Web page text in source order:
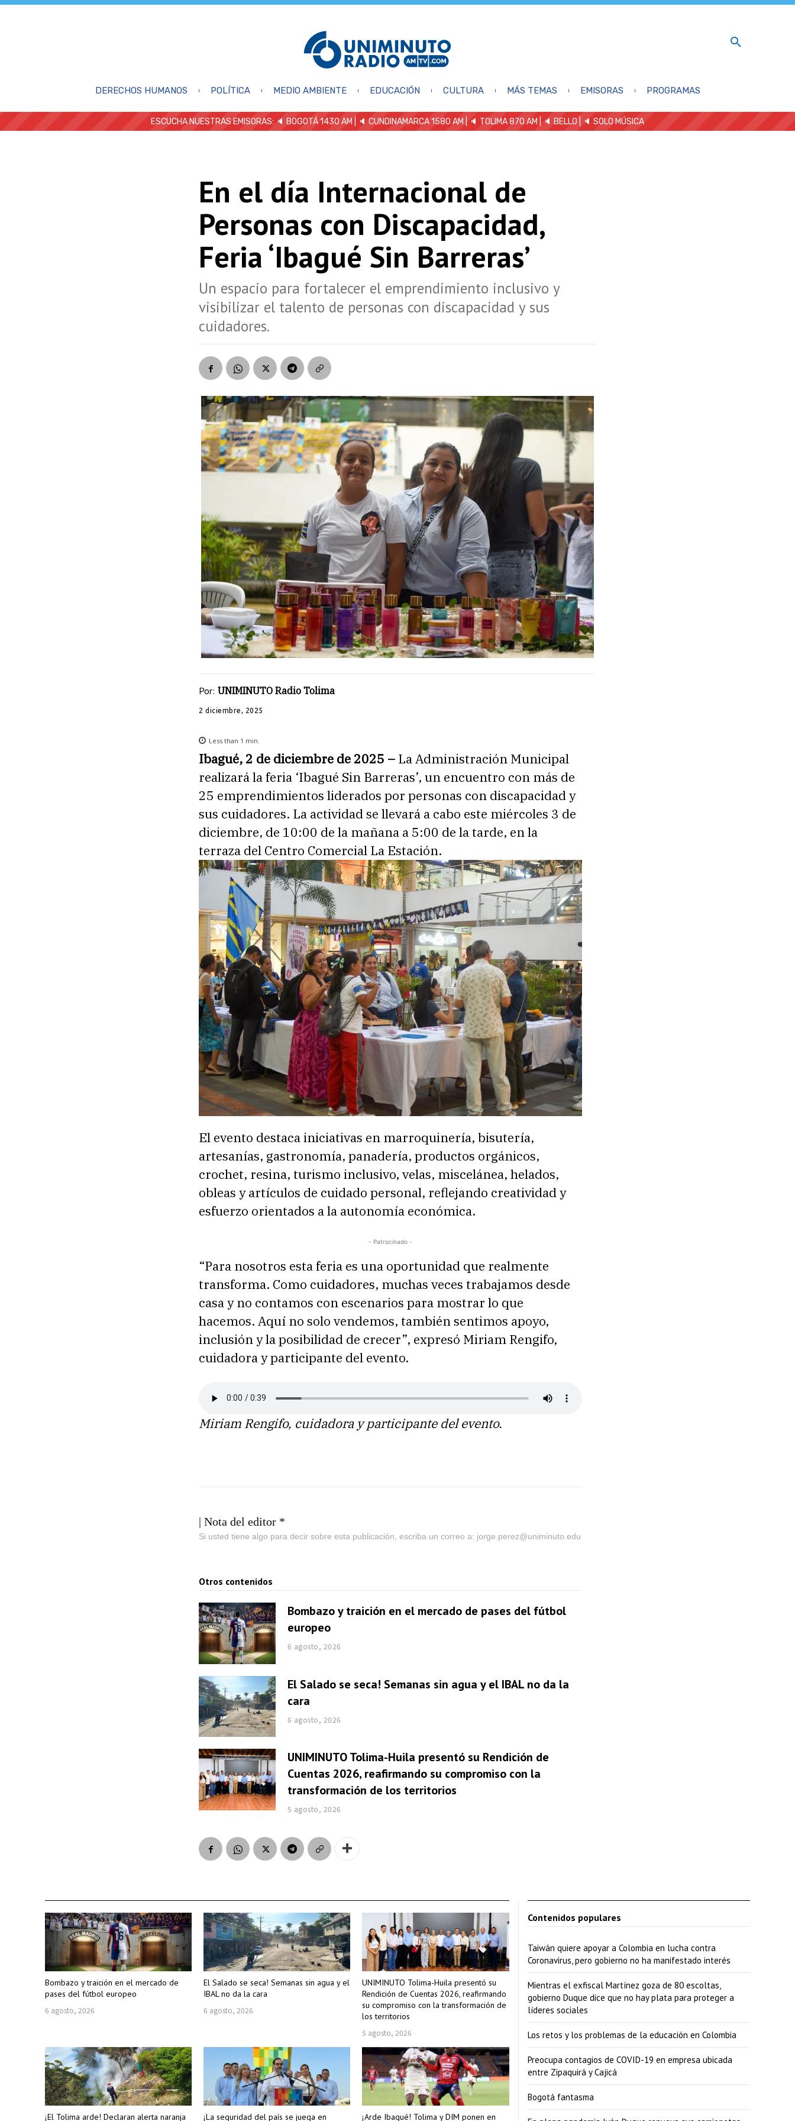
DERECHOS HUMANOS POLÍTICA MEDIO AMBIENTE EDUCACIÓN CULTURA MÁS TEMAS EMISORAS PROGRAMAS
ESCUCHA NUESTRAS EMISORAS: 🔈 BOGOTÁ 1430 AM | 🔈 CUNDINAMARCA 1580 AM | 🔈 TOLIMA 870 AM | 🔈 BELLO 🔈 SOLO MÚSICA
En el día Internacional de
Personas con Discapacidad,
Feria ‘Ibagué Sin Barreras’
Un espacio para fortalecer el emprendimiento inclusivo y
visibilizar el talento de personas con discapacidad y sus
cuidadores.
Por: UNIMINUTO Radio Tolima
2 diciembre, 2025
Less than 1 min.
Ibagué, 2 de diciembre de 2025 – La Administración Municipal
realizará la feria ‘Ibagué Sin Barreras’, un encuentro con más de
25 emprendimientos liderados por personas con discapacidad y
sus cuidadores. La actividad se llevará a cabo este miércoles 3 de
diciembre, de 10:00 de la mañana a 5:00 de la tarde, en la
terraza del Centro Comercial La Estación.
El evento destaca iniciativas en marroquinería, bisutería,
artesanías, gastronomía, panadería, productos orgánicos,
crochet, resina, turismo inclusivo, velas, miscelánea, helados,
obleas y artículos de cuidado personal, reflejando creatividad y
esfuerzo orientados a la autonomía económica.
- Patrocinado -
“Para nosotros esta feria es una oportunidad que realmente
transforma. Como cuidadores, muchas veces trabajamos desde
casa y no contamos con escenarios para mostrar lo que
hacemos. Aquí no solo vendemos, también sentimos apoyo,
inclusión y la posibilidad de crecer”, expresó Miriam Rengifo,
cuidadora y participante del evento.
Miriam Rengifo, cuidadora y participante del evento.
| Nota del editor *
Si usted tiene algo para decir sobre esta publicación, escriba un correo a: jorge.perez@uniminuto.edu
Otros contenidos
Bombazo y traición en el mercado de pases del fútbol
europeo
6 agosto, 2026
El Salado se seca! Semanas sin agua y el IBAL no da la
cara
6 agosto, 2026
UNIMINUTO Tolima-Huila presentó su Rendición de
Cuentas 2026, reafirmando su compromiso con la
transformación de los territorios
5 agosto, 2026
Bombazo y traición en el mercado de
pases del fútbol europeo
6 agosto, 2026
El Salado se seca! Semanas sin agua y el
IBAL no da la cara
6 agosto, 2026
UNIMINUTO Tolima-Huila presentó su
Rendición de Cuentas 2026, reafirmando
su compromiso con la transformación de
los territorios
5 agosto, 2026
¡El Tolima arde! Declaran alerta naranja ¡La seguridad del país se juega en ¡Arde Ibagué! Tolima y DIM ponen en
Contenidos populares
Taiwán quiere apoyar a Colombia en lucha contra
Coronavirus, pero gobierno no ha manifestado interés
Mientras el exfiscal Martínez goza de 80 escoltas,
gobierno Duque dice que no hay plata para proteger a
líderes sociales
Los retos y los problemas de la educación en Colombia
Preocupa contagios de COVID-19 en empresa ubicada
entre Zipaquirá y Cajicá
Bogotá fantasma